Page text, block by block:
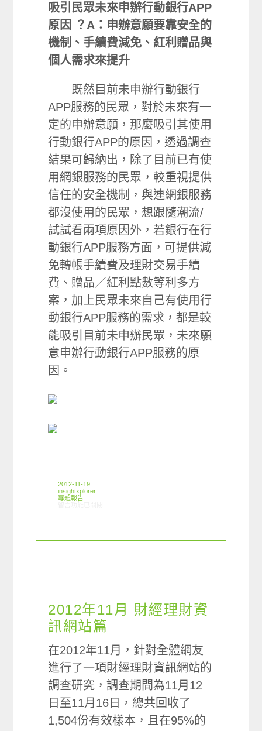
吸引民眾未來申辦行動銀行APP
原因
？A：申辦意願要靠安全的
機制、手續費減免、紅利贈品與
個人需求來提升
既然目前未申辦行動銀行
APP服務的民眾，對於未來有一
定的申辦意願，那麼吸引其使用
行動銀行APP的原因，透過調查
結果可歸納出，除了目前已有使
用網銀服務的民眾，較重視提供
信任的安全機制，與連網銀服務
都沒使用的民眾，想跟隨潮流/
試試看兩項原因外，若銀行在行
動銀行APP服務方面，可提供減
免轉帳手續費及理財交易手續
費、贈品／紅利點數等利多方
案，加上民眾未來自己有使用行
動銀行APP服務的需求，都是較
能吸引目前未申辦民眾，未來願
意申辦行動銀行APP服務的原
因。
2012-11-19
insightxplorer
專題報告
2012年11月 財經理財資
訊網站篇
在2012年11月，針對全體網友
進行了一項財經理財資訊網站的
調查研究，調查期間為11月12
日至11月16日，總共回收了
1,504份有效樣本，且在95%的